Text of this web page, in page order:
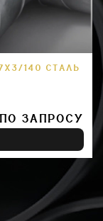
140 СТАЛЬ
ЗАПРОСУ